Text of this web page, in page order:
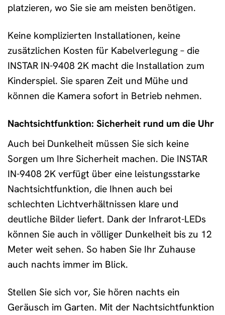
platzieren, wo Sie sie am meisten benötigen.
Keine komplizierten Installationen, keine
zusätzlichen Kosten für Kabelverlegung – die
INSTAR IN-9408 2K macht die Installation zum
Kinderspiel. Sie sparen Zeit und Mühe und
können die Kamera sofort in Betrieb nehmen.
Nachtsichtfunktion: Sicherheit rund um die Uhr
Auch bei Dunkelheit müssen Sie sich keine
Sorgen um Ihre Sicherheit machen. Die INSTAR
IN-9408 2K verfügt über eine leistungsstarke
Nachtsichtfunktion, die Ihnen auch bei
schlechten Lichtverhältnissen klare und
deutliche Bilder liefert. Dank der Infrarot-LEDs
können Sie auch in völliger Dunkelheit bis zu 12
Meter weit sehen. So haben Sie Ihr Zuhause
auch nachts immer im Blick.
Stellen Sie sich vor, Sie hören nachts ein
Geräusch im Garten. Mit der Nachtsichtfunktion